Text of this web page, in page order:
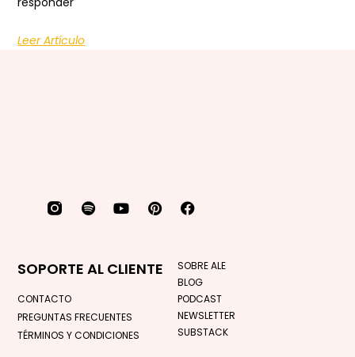
Leer Artículo
SOBRE ALE
BLOG
PODCAST
NEWSLETTER
SUBSTACK
SOPORTE AL CLIENTE
CONTACTO
PREGUNTAS FRECUENTES
TÉRMINOS Y CONDICIONES